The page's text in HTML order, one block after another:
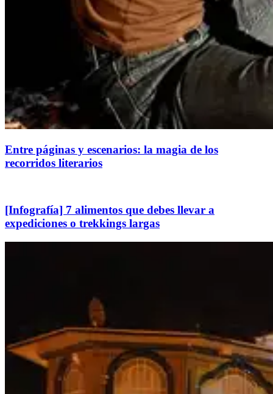
Entre páginas y escenarios: la magia de los
recorridos literarios
[Infografía] 7 alimentos que debes llevar a
expediciones o trekkings largas